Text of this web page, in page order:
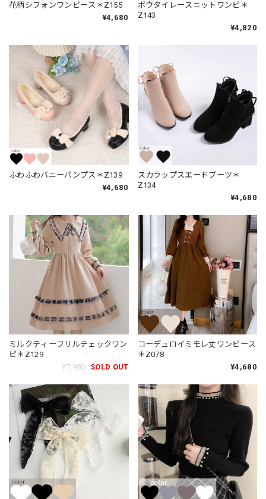
花柄シフォンワンピース＊Z155
¥4,680
ボウタイレースニットワンピ＊
Z143
¥4,820
ふわふわバニーパンプス＊Z139
¥4,680
スカラップスエードブーツ＊
Z134
¥4,680
ミルクティーフリルチェックワン
ピ＊Z129
¥7,980
SOLD OUT
コーデュロイミモレ丈ワンピース
＊Z078
¥4,680